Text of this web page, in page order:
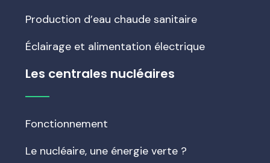
Production d’eau chaude sanitaire
Éclairage et alimentation électrique
Les centrales nucléaires
Fonctionnement
Le nucléaire, une énergie verte ?